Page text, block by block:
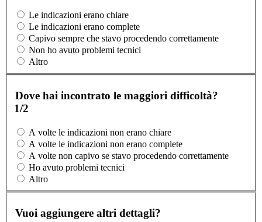
Le indicazioni erano chiare
Le indicazioni erano complete
Capivo sempre che stavo procedendo correttamente
Non ho avuto problemi tecnici
Altro
Dove hai incontrato le maggiori difficoltà?
1/2
A volte le indicazioni non erano chiare
A volte le indicazioni non erano complete
A volte non capivo se stavo procedendo correttamente
Ho avuto problemi tecnici
Altro
Vuoi aggiungere altri dettagli?